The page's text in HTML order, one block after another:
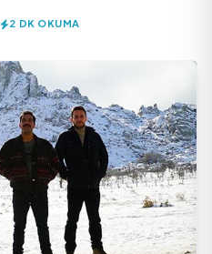
2 DK OKUMA